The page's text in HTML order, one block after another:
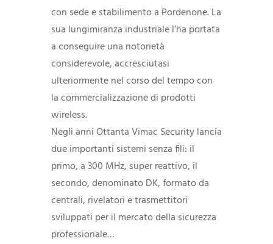
con sede e stabilimento a Pordenone. La
sua lungimiranza industriale l’ha portata
a conseguire una notorietà
considerevole, accresciutasi
ulteriormente nel corso del tempo con
la commercializzazione di prodotti
wireless.
Negli anni Ottanta Vimac Security lancia
due importanti sistemi senza fili: il
primo, a 300 MHz, super reattivo, il
secondo, denominato DK, formato da
centrali, rivelatori e trasmettitori
sviluppati per il mercato della sicurezza
professionale…